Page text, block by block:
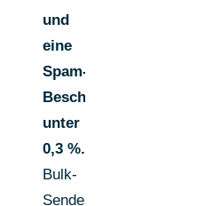
und
eine
Spam-
Beschwerderate
unter
0,3 %.
Bulk-
Sender